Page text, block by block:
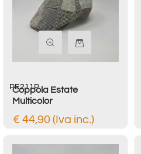
PE211P
Coppola Estate
Multicolor
€ 44,90 (Iva inc.)